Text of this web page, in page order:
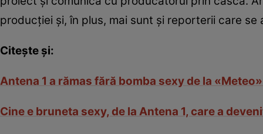
producţiei şi, în plus, mai sunt şi reporterii care
Citește și:
Antena 1 a rămas fără bomba sexy de la
Cine e bruneta sexy, de la Antena 1, care a